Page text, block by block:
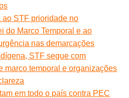
ao STF prioridade no
do Marco Temporal e ao
nas demarcações
STF segue com
marco temporal e organizações
em todo o país contra PEC